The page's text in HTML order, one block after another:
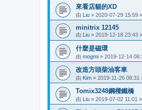
來看店貓的XD
由 Liu » 2020-07-29 15:59
minitrix 12145
由 Liu » 2019-12-18 23:43
什麼是磁環
由 mogmi » 2019-12-14
改造方頭柴油客車
由 Kim » 2019-11-26 08:31
Tomix3248鋼樑鐵橋
由 Liu » 2019-07-02 11:01